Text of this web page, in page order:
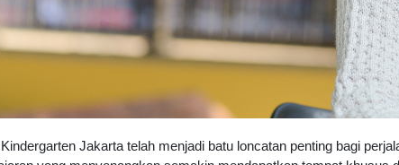
Jakarta telah menjadi batu loncatan penting bagi